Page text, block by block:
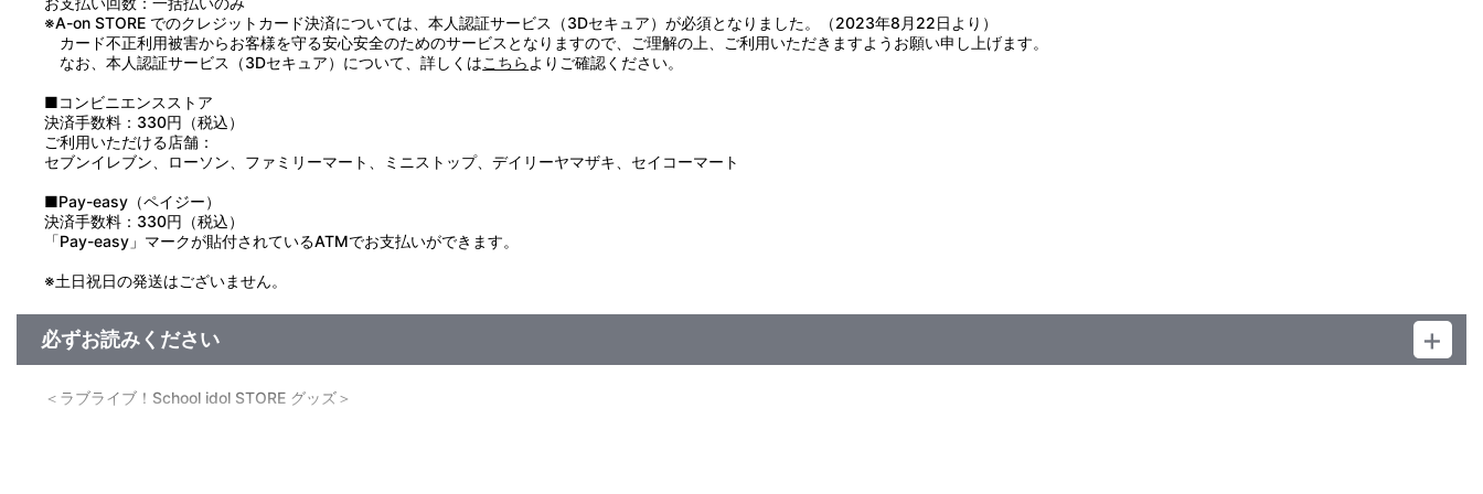
●思わぬ事故の危険となりますので、使用後は必ずキャップを装着して保管してください。
●製品の特性上、取りつけた衣類など、生地が破損する場合があります。
※A-on STORE でのクレジットカード決済については、本人認証サービス（3Dセキュア）が必須となりました。（2023年8月22日より）
カード不正利用被害からお客様を守る安心安全のためのサービスとなりますので、ご理解の上、ご利用いただきますようお願い申し上げます。
なお、本人認証サービス（3Dセキュア）について、詳しくはこちら よりご確認ください。
■コンビニエンスストア
決済手数料：330円（税込）
ご利用いただける店舗：
セブンイレブン、ローソン、ファミリーマート、ミニストップ、デイリーヤマザキ、セイコーマート
■Pay-easy（ペイジー）
決済手数料：330円（税込）
「Pay-easy」マークが貼付されているATMでお支払いができます。
※土日祝日の発送はございません。
必ずお読みください
＜ラブライブ！School idol STORE グッズ＞